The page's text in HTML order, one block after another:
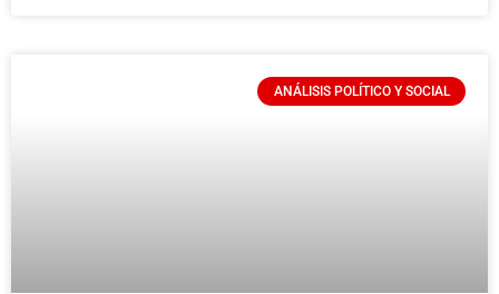
ANÁLISIS POLÍTICO Y SOCIAL